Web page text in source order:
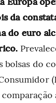
da
do euro
bolsas do